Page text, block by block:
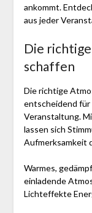
ankommt.
aus jeder
Die
schaffen
Die richtige
entscheidend für
Veranstaltung.
lassen sich
Aufmerksamkeit
Warmes,
einladende
Lichteffekte